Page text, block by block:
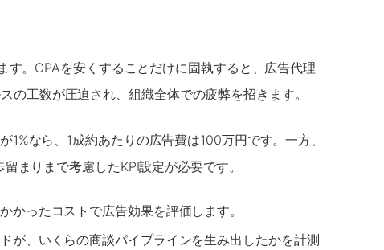
。CPAを安くすることだけに固執すると、広告代理
工数が圧迫され、組織全体での疲弊を招きます。
なら、1成約あたりの広告費は100万円です。一方、
まりまで考慮したKPI設定が必要です。
かったコストで広告効果を評価します。
が、いくらの商談パイプラインを生み出したかを計測